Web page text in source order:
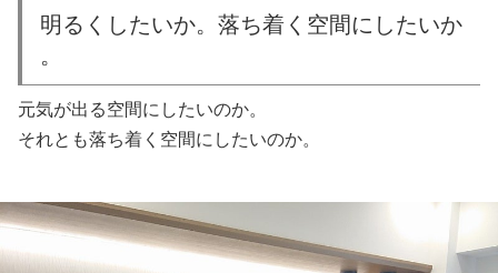
明るくしたいか。落ち着く空間にしたいか
。
元気が出る空間にしたいのか。
それとも落ち着く空間にしたいのか。